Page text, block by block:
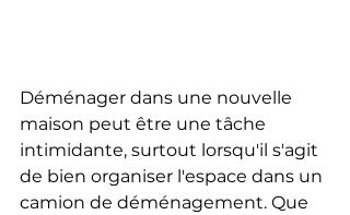
Déménager dans une nouvelle
maison peut être une tâche
intimidante, surtout lorsqu'il s'agit
de bien organiser l'espace dans un
camion de déménagement. Que